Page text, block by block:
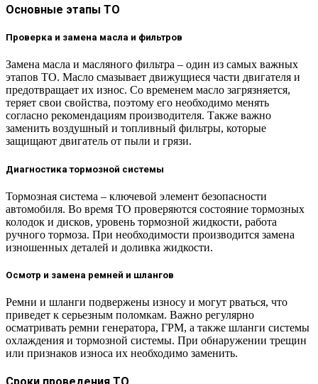
Основные этапы ТО
Проверка и замена масла и фильтров
Замена масла и масляного фильтра – один из самых важных
этапов ТО. Масло смазывает движущиеся части двигателя и
предотвращает их износ. Со временем масло загрязняется,
теряет свои свойства, поэтому его необходимо менять
согласно рекомендациям производителя. Также важно
заменить воздушный и топливный фильтры, которые
защищают двигатель от пыли и грязи.
Диагностика тормозной системы
Тормозная система – ключевой элемент безопасности
автомобиля. Во время ТО проверяются состояние тормозных
колодок и дисков, уровень тормозной жидкости, работа
ручного тормоза. При необходимости производится замена
изношенных деталей и доливка жидкости.
Осмотр и замена ремней и шлангов
Ремни и шланги подвержены износу и могут рваться, что
приведет к серьезным поломкам. Важно регулярно
осматривать ремни генератора, ГРМ, а также шланги системы
охлаждения и тормозной системы. При обнаружении трещин
или признаков износа их необходимо заменить.